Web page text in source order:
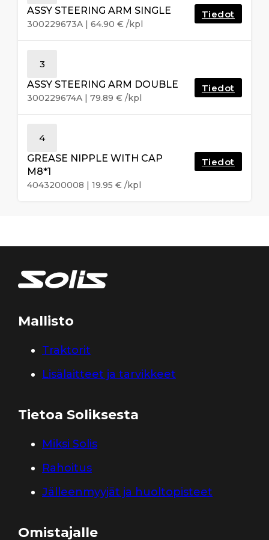
ASSY STEERING ARM SINGLE
300229673A | 64.90 € /kpl
Tiedot
3
ASSY STEERING ARM DOUBLE
300229674A | 79.89 € /kpl
Tiedot
4
GREASE NIPPLE WITH CAP
M8*1
4043200008 | 19.95 € /kpl
Tiedot
Mallisto
Traktorit
Lisälaitteet ja tarvikkeet
Tietoa Soliksesta
Miksi Solis
Rahoitus
Jälleenmyyjät ja huoltopisteet
Omistajalle